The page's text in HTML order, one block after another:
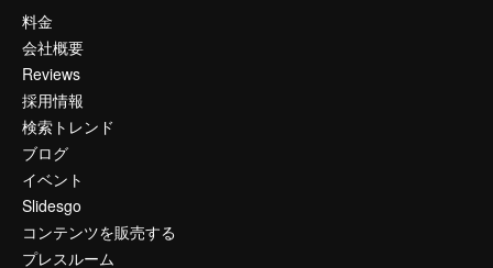
料金
会社概要
Reviews
採用情報
検索トレンド
ブログ
イベント
Slidesgo
コンテンツを販売する
プレスルーム